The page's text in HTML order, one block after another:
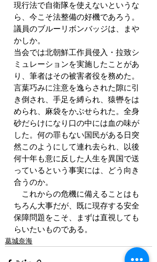
現行法で自衛隊を使えないというな
ら、今こそ法整備の好機であろう。
議員のブルーリボンバッジは、まや
かしか。
当会では北朝鮮工作員侵入・拉致シ
ミュレーションを実施したことがあ
り、筆者はその被害者役を務めた。
言葉巧みに注意を逸らされた隙に引
き倒され、手足を縛られ、猿轡をは
められ、麻袋をかぶせられた。全身
砂だらけになり口の中には血の味が
した。何の罪もない国民がある日突
然このようにして連れ去られ、以後
何十年も意に反した人生を異国で送
っているという事実には、どう向き
合うのか。
これからの危機に備えることはも
ちろん大事だが、既に現存する安全
保障問題をこそ、まずは直視しても
らいたいものである。
葛城奈海